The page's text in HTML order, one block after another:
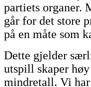
partiets organer.
går for det store
på en måte som
Dette gjelder
utspill skaper
mindretall. Vi